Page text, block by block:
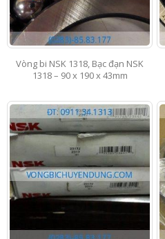
Vòng bi NSK 1318, Bạc đạn NSK
1318 – 90 x 190 x 43mm